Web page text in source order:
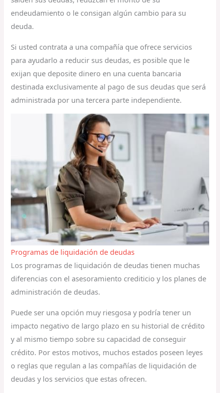
endeudamiento o le consigan algún cambio para su
deuda.
Si usted contrata a una compañía que ofrece servicios
para ayudarlo a reducir sus deudas, es posible que le
exijan que deposite dinero en una cuenta bancaria
destinada exclusivamente al pago de sus deudas que será
administrada por una tercera parte independiente.
Programas de liquidación de deudas
Los programas de liquidación de deudas tienen muchas
diferencias con el asesoramiento crediticio y los planes de
administración de deudas.
Puede ser una opción muy riesgosa y podría tener un
impacto negativo de largo plazo en su historial de crédito
y al mismo tiempo sobre su capacidad de conseguir
crédito. Por estos motivos, muchos estados poseen leyes
o reglas que regulan a las compañías de liquidación de
deudas y los servicios que estas ofrecen.